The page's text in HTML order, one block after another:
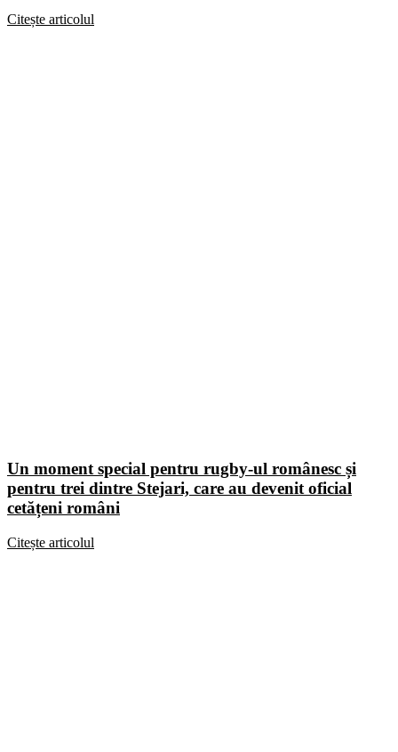
Citește articolul
Un moment special pentru rugby-ul românesc și
pentru trei dintre Stejari, care au devenit oficial
cetățeni români
Citește articolul